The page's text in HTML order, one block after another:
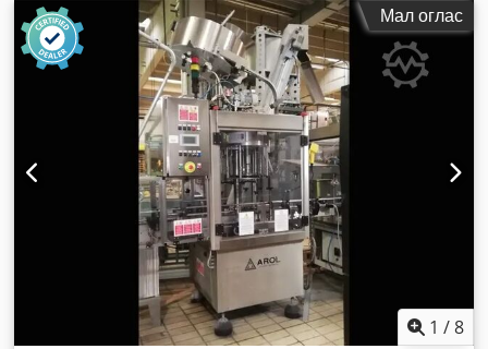
Мал оглас
1 /8